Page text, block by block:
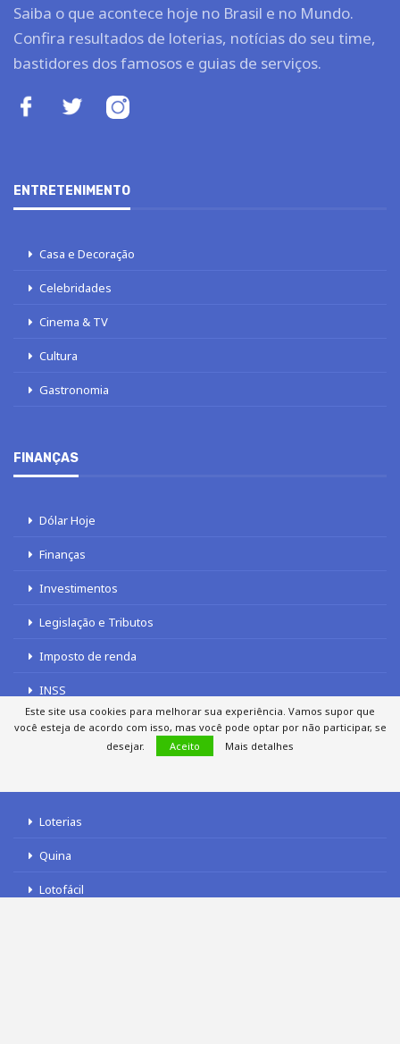
Saiba o que acontece hoje no Brasil e no Mundo.
Confira resultados de loterias, notícias do seu time,
bastidores dos famosos e guias de serviços.
ENTRETENIMENTO
Casa e Decoração
Celebridades
Cinema & TV
Cultura
Gastronomia
FINANÇAS
Dólar Hoje
Finanças
Investimentos
Legislação e Tributos
Imposto de renda
INSS
Loterias
Quina
Lotofácil
Este site usa cookies para melhorar sua experiência. Vamos supor que
você esteja de acordo com isso, mas você pode optar por não participar, se
desejar.
Aceito Mais detalhes